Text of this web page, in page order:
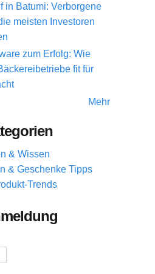
in Batumi: Verborgene
meisten Investoren
zum Erfolg: Wie
fit für
Mehr
& Wissen
& Geschenke Tipps
Trends